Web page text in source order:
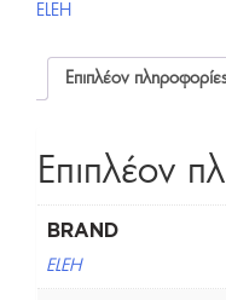
ELEH
Επιπλέον
Επιπλέον
BRAND
ELEH